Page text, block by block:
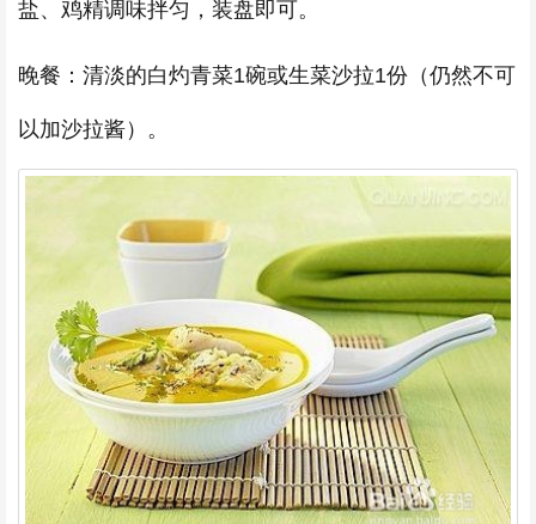
盐、鸡精调味拌匀，装盘即可。
晚餐：清淡的白灼青菜1碗或生菜沙拉1份（仍然不可
以加沙拉酱）。